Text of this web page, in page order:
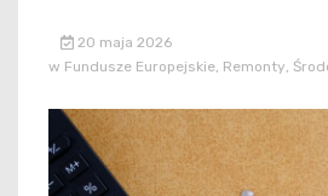
20 maja 2026
w Fundusze Europejskie, Remonty,